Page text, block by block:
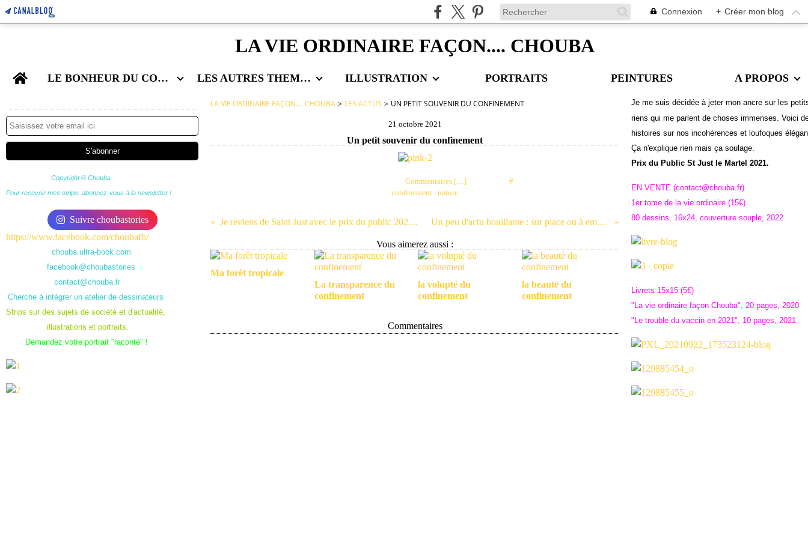
Connexion + Créer mon blog
LA VIE ORDINAIRE FAÇON.... CHOUBA
Home LE BONHEUR DU COUPLE LES AUTRES THEMES ILLUSTRATION PORTRAITS PEINTURES
A PROPOS
Copyright © Chouba
Pour recevoir mes strips, abonnez-vous à la newsletter !
Suivre choubastories
https://www.facebook.com/choubafb/
chouba.ultra-book.com
facebook@choubastories
contact@chouba.fr
Cherche à intégrer un atelier de dessinateurs
Strips sur des sujets de société et d'actualité,
illustrations et portraits.
Demandez votre portrait "raconté" !
LA VIE ORDINAIRE FAÇON.... CHOUBA > LES ACTUS > UN PETIT SOUVENIR DU CONFINEMENT
21 octobre 2021
Un petit souvenir du confinement
Commentaires […] #
confinement, nature
Je reviens de Saint Just avec le prix du public 2021 ! Eh oui, c'est une vachette :-) Un peu d'actu bouillante : sur place ou à emporter, en poste ou licencié...
Vous aimerez aussi :
Ma forêt tropicale
La transparence du
confinement
la volupté du
confinement
la beauté du
confinement
Commentaires
Je me suis décidée à jeter mon ancre sur les
riens qui me parlent de choses immenses. Voici
histoires sur nos incohérences et loufoques
Ça n'explique rien mais ça soulage.
Prix du Public St Just le Martel 2021.
EN VENTE (contact@chouba.fr)
1er tome de la vie ordinaire (15€)
80 dessins, 16x24, couverture souple, 2022
Livrets 15x15 (5€)
"La vie ordinaire façon Chouba", 20 pages, 2020
"Le trouble du vaccin en 2021", 10 pages, 2021